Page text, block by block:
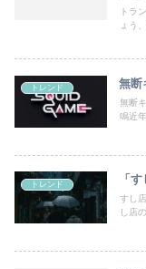
トラ
ょう
トレンド 無断
無断
鳴近
トレンド 「
すし
し店